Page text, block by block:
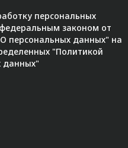
персональных
законом от
персональных данных" на
"Политикой
данных"